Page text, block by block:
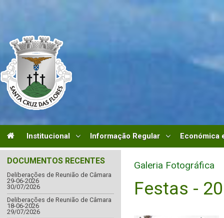
Institucional Informação Regular Económica
DOCUMENTOS RECENTES
Deliberações de Reunião de Câmara
29-06-2026
30/07/2026
Deliberações de Reunião de Câmara
18-06-2026
29/07/2026
Galeria Fotográfica
Festas -